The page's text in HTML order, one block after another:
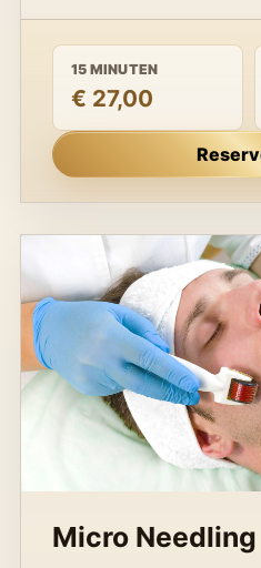
15 MINUTEN
€ 27,00
Micro Needling